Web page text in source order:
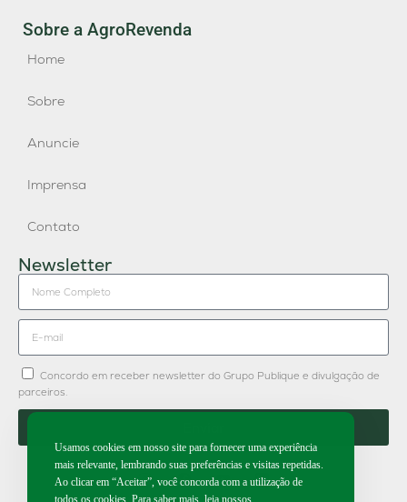
Sobre a AgroRevenda
Home
Sobre
Anuncie
Imprensa
Contato
Newsletter
Concordo em receber newsletter do Grupo Publique e divulgação de
parceiros.
Usamos cookies em nosso site para fornecer uma experiência
mais relevante, lembrando suas preferências e visitas repetidas.
Ao clicar em “Aceitar”, você concorda com a utilização de
todos os cookies. Para saber mais, leia nossos